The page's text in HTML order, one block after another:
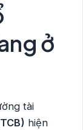
ở
tài
hiện